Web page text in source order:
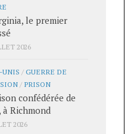
le premier
2026
UNIS /GUERRE DE
/ PRISON
confédérée de
à Richmond
2026